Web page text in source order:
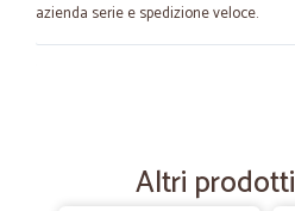
azienda serie e spedizione veloce.
Altri